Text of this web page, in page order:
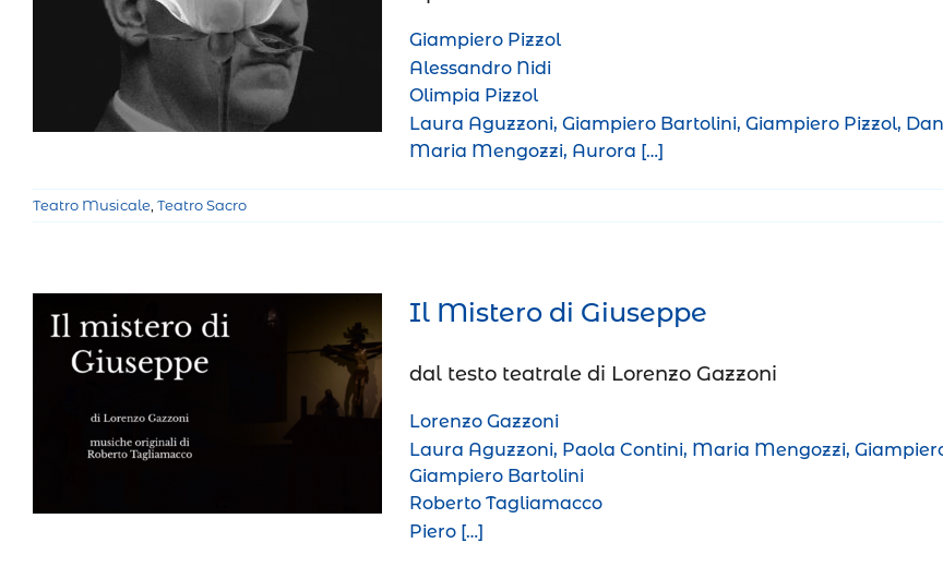
La rosa bianca
Teatro Musicale Teatro Sacro
Giampiero Pizzol
Alessandro Nidi
Olimpia Pizzol
Laura Aguzzoni, Giampiero Bartolini, Giampiero Pizzol,
Maria Mengozzi, Aurora […]
Teatro Musicale Teatro Sacro
Il Mistero di Giuseppe
Teatro Musicale Teatro Sacro
Il Mistero di Giuseppe
dal testo teatrale di Lorenzo Gazzoni
Lorenzo Gazzoni
Laura Aguzzoni, Paola Contini, Maria Mengozzi,
Giampiero Bartolini
Roberto Tagliamacco
Piero […]